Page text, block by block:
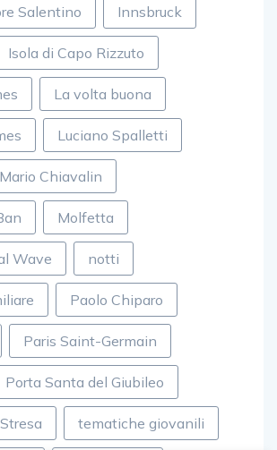
Salentino Innsbruck
Isola di Capo Rizzuto
La volta buona
Luciano Spalletti
Mario Chiavalin
Molfetta
Wave notti
Paolo Chiparo
Paris Saint-Germain
Porta Santa del Giubileo
Stresa tematiche giovanili